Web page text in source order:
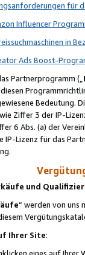
für
Influencer
in
Ads Boost-
Partnerprogramm („
diesen
Bedeutung.
Ziffer 3 der IP-
6 Abs. (a) der
IP-Lizenz für das
und
“ werden von
Ihrer Site:
eines auf Ihrer